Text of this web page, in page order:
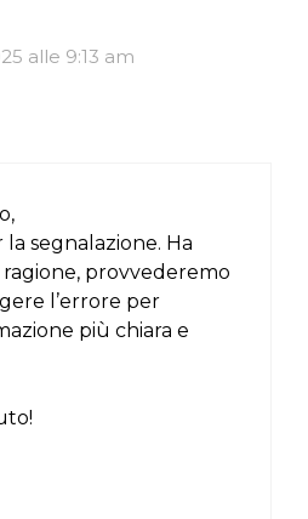
alle 9:13 am
segnalazione. Ha
provvederemo
l’errore per
più chiara e